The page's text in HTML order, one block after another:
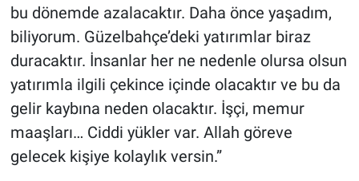
bu dönemde azalacaktır. Daha önce yaşadım,
biliyorum. Güzelbahçe’deki yatırımlar biraz
duracaktır. İnsanlar her ne nedenle olursa olsun
yatırımla ilgili çekince içinde olacaktır ve bu da
gelir kaybına neden olacaktır. İşçi, memur
maaşları… Ciddi yükler var. Allah göreve
gelecek kişiye kolaylık versin.”